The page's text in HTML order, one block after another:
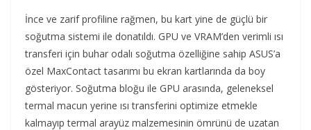
İnce ve zarif profiline rağmen, bu kart yine de güçlü bir
soğutma sistemi ile donatıldı. GPU ve VRAM’den verimli ısı
transferi için buhar odalı soğutma özelliğine sahip ASUS’a
özel MaxContact tasarımı bu ekran kartlarında da boy
gösteriyor. Soğutma bloğu ile GPU arasında, geleneksel
termal macun yerine ısı transferini optimize etmekle
kalmayıp termal arayüz malzemesinin ömrünü de uzatan